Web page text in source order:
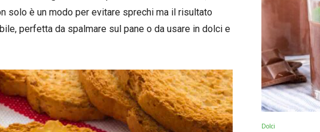
solo è un modo per evitare sprechi ma il risultato
perfetta da spalmare sul pane o da usare in dolci e
Dolci